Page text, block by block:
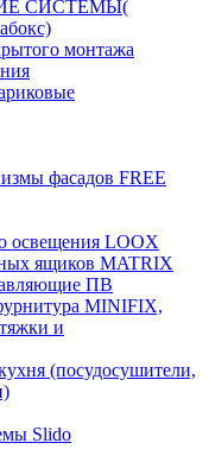
СИСТЕМЫ(
монтажа
фасадов FREE
освещения LOOX
ящиков MATRIX
ПВ
MINIFIX,
и
(посудосушители,
Slido